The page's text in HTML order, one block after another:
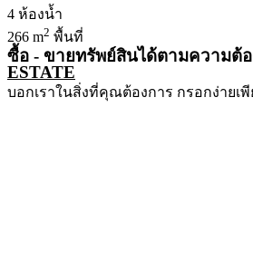
4 ห้องน้ำ
266 m2 พื้นที่
ซื้อ - ขายทรัพย์สินได้ตามความต้
ESTATE
บอกเราในสิ่งที่คุณต้องการ กรอกง่ายเพี